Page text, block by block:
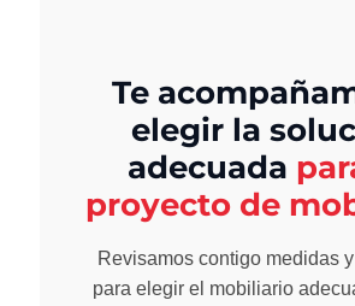
Te
elegir la
adecuada
proyecto de
Revisamos contigo medidas
para elegir el mobiliario